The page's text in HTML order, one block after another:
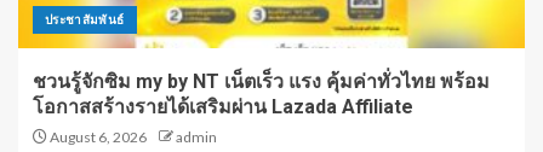
ประชาสัมพันธ์
ชวนรู้จักซิม my by NT เน็ตเร็ว แรง คุ้มค่าทั่วไทย พร้อม
โอกาสสร้างรายได้เสริมผ่าน Lazada Affiliate
August 6, 2026 admin